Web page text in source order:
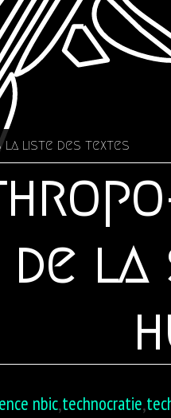
liste des textes
de la
nbic,technocratie,